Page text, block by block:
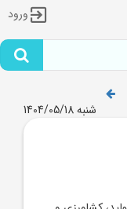
ورود
شنبه 1404/05/18